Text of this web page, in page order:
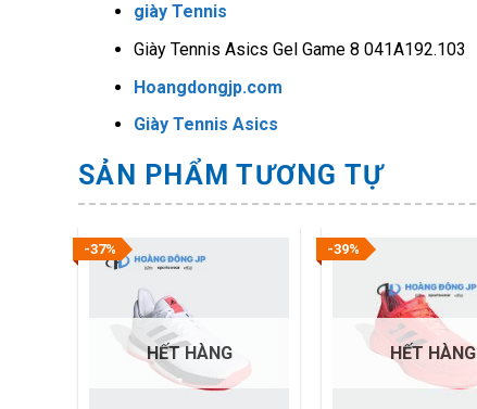
giày Tennis
Giày Tennis Asics Gel Game 8 041A192.103
Hoangdongjp.com
Giày Tennis Asics
SẢN PHẨM TƯƠNG TỰ
-37%
HẾT HÀNG
-39%
HẾT HÀNG